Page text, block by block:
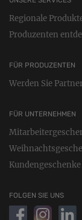
Regionale
Produzenten
FÜR PRODUZENTEN
Werden Sie
FÜR UNTERNEHMEN
Kundengeschenke
FOLGEN SIE UNS